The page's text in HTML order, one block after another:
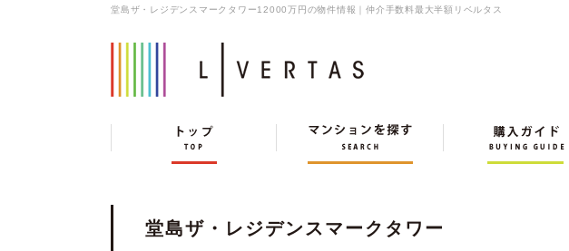
堂島ザ・レジデンスマークタワー12000万円の物件情報｜仲介手数料最大半額リベルタス
堂島ザ・レジデンスマークタワー